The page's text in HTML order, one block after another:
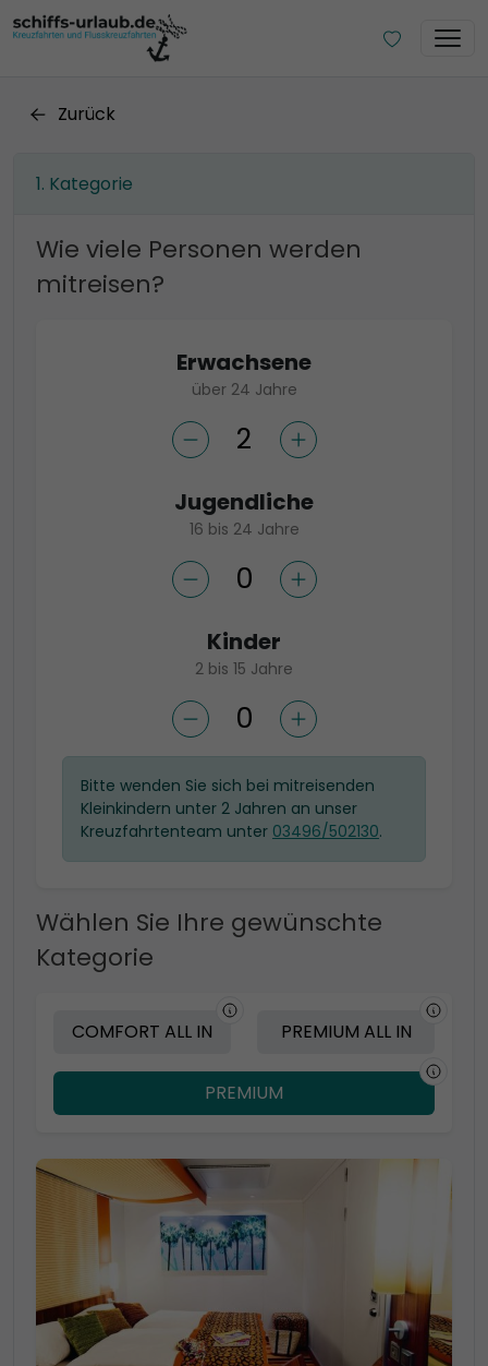
Zurück
Kategorie
Wie viele Personen werden
mitreisen?
Erwachsene
über 24 Jahre
Jugendliche
16 bis 24 Jahre
Kinder
2 bis 15 Jahre
Bitte wenden Sie sich bei mitreisenden
Kleinkindern unter 2 Jahren an unser
Kreuzfahrtenteam unter 03496/502130.
Wählen Sie Ihre gewünschte
Kategorie
COMFORT ALL IN PREMIUM ALL IN
PREMIUM